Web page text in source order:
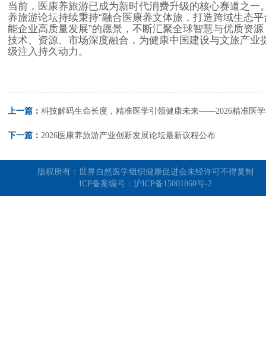
当前，医康养旅游已成为新时代消费升级的核心赛道之一
养旅游论坛持续秉持“融合医康养文体旅，打造跨域生态平
能企业高质量发展”的愿景，不断汇聚全球智慧与优质资
技术、资源、市场深度融合，为健康中国建设与文旅产业
级注入持久动力。
上一篇：
下一篇： 2026医康养旅游产业创新发展论坛最新议程公布
版权所有：世界自然医学组织健康促进会未经许可不得复制
ICP备案编号： 沪ICP备15001860号-2